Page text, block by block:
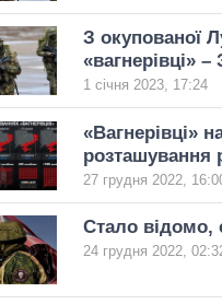
З окупованої
«вагнерівці» –
1 січня 2023, 17:24
«Вагнерівці»
розташування
27 грудня 2022,
Стало відомо,
24 грудня 2022,